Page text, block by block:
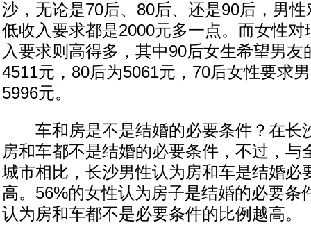
沙，无论是70后、80后、还是90后，男
低收入要求都是2000元多一点。而女性
入要求则高得多，其中90后女生希望男友
4511元，80后为5061元，70后女性要求
5996元。
车和房是不是结婚的必要条件？在长
房和车都不是结婚的必要条件，不过，与
城市相比，长沙男性认为房和车是结婚必
高。56%的女性认为房子是结婚的必要条
认为房和车都不是必要条件的比例越高。